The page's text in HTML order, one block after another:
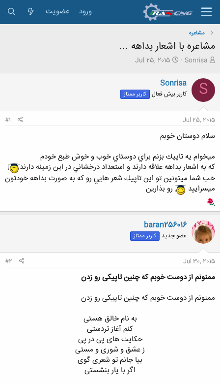
ورود عضویت
مشاعره
مشاعره با اشعار بداهه ...
ش
و
ع
ک
ن
ن
د
ه
م
ض
و
Sonrisa
ت
ی
خ
ر
Jul 25, 2015
S
Sonrisa
کاربر بیش فعال کاربر ممتاز
Jul 25, 2015
#1
سلام دوستان خوبم
ميخوام يه تاپيك بزنم براي دوستاي خوب و خوش طبع خودم
كه به اشعار بداهه علاقه دارند و استعداد درخشاني در اين زمينه دارند
خب شما ميتونين تو اين تاپيك شعر هايي رو كه به صورت بداهه خودتون
ميسراييد
رو بذارين
baran256016
عضو جدید کاربر ممتاز
Jul 30, 2015
#2
ممنونم از دوست خوبم که چنین تاپیکی رو زدن
ممنونم از دوست خوبم که چنین تاپیکی رو زدن
به نام خالق هستی
کنم آغاز تردستی
حکایت های پی در پی
ز عشق و شوری و مستی
بیا جانم تو شعری گوی
اگر با یار بنشستی